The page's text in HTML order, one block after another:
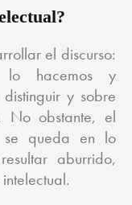
el discurso:
lo hacemos y
y sobre
No obstante, el
se queda en lo
aburrido,